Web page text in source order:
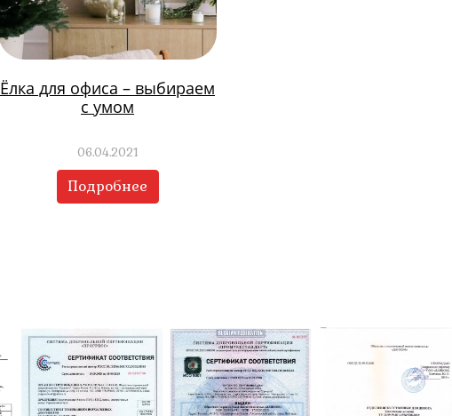
Ёлка для офиса – выбираем
с умом
06.04.2021
Подробнее